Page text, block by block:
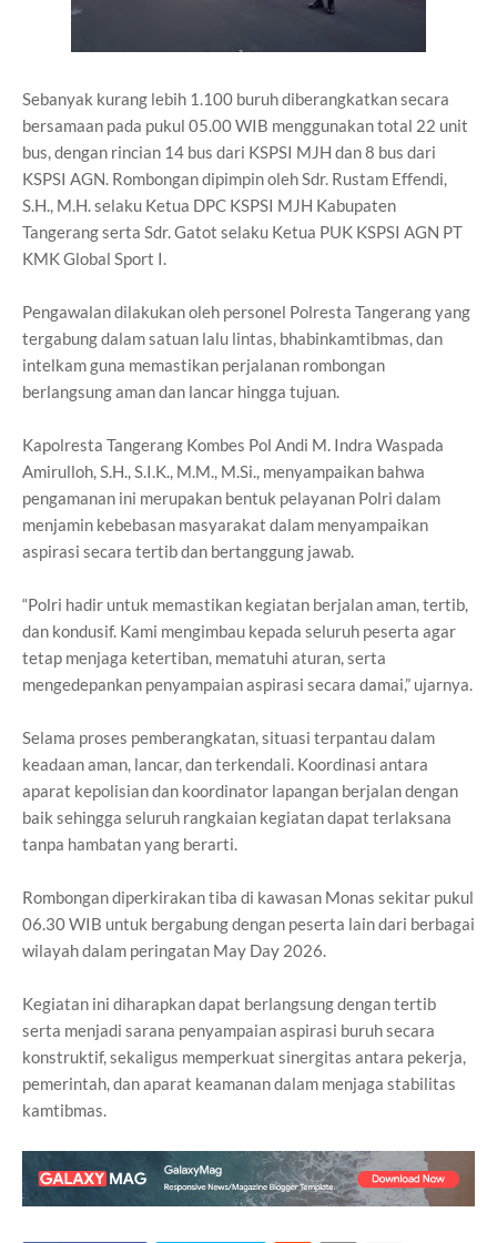
Sebanyak kurang lebih 1.100 buruh diberangkatkan secara
bersamaan pada pukul 05.00 WIB menggunakan total 22 unit
bus, dengan rincian 14 bus dari KSPSI MJH dan 8 bus dari
KSPSI AGN. Rombongan dipimpin oleh Sdr. Rustam Effendi,
S.H., M.H. selaku Ketua DPC KSPSI MJH Kabupaten
Tangerang serta Sdr. Gatot selaku Ketua PUK KSPSI AGN PT
KMK Global Sport I.
Pengawalan dilakukan oleh personel Polresta Tangerang yang
tergabung dalam satuan lalu lintas, bhabinkamtibmas, dan
intelkam guna memastikan perjalanan rombongan
berlangsung aman dan lancar hingga tujuan.
Kapolresta Tangerang Kombes Pol Andi M. Indra Waspada
Amirulloh, S.H., S.I.K., M.M., M.Si., menyampaikan bahwa
pengamanan ini merupakan bentuk pelayanan Polri dalam
menjamin kebebasan masyarakat dalam menyampaikan
aspirasi secara tertib dan bertanggung jawab.
“Polri hadir untuk memastikan kegiatan berjalan aman, tertib,
dan kondusif. Kami mengimbau kepada seluruh peserta agar
tetap menjaga ketertiban, mematuhi aturan, serta
mengedepankan penyampaian aspirasi secara damai,” ujarnya.
Selama proses pemberangkatan, situasi terpantau dalam
keadaan aman, lancar, dan terkendali. Koordinasi antara
aparat kepolisian dan koordinator lapangan berjalan dengan
baik sehingga seluruh rangkaian kegiatan dapat terlaksana
tanpa hambatan yang berarti.
Rombongan diperkirakan tiba di kawasan Monas sekitar pukul
06.30 WIB untuk bergabung dengan peserta lain dari berbagai
wilayah dalam peringatan May Day 2026.
Kegiatan ini diharapkan dapat berlangsung dengan tertib
serta menjadi sarana penyampaian aspirasi buruh secara
konstruktif, sekaligus memperkuat sinergitas antara pekerja,
pemerintah, dan aparat keamanan dalam menjaga stabilitas
kamtibmas.